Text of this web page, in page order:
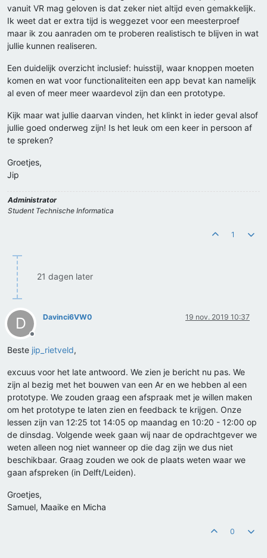
vanuit VR mag geloven is dat zeker niet altijd even gemakkelijk.
Ik weet dat er extra tijd is weggezet voor een meesterproef
maar ik zou aanraden om te proberen realistisch te blijven in wat
jullie kunnen realiseren.
Een duidelijk overzicht inclusief: huisstijl, waar knoppen moeten
komen en wat voor functionaliteiten een app bevat kan namelijk
al even of meer meer waardevol zijn dan een prototype.
Kijk maar wat jullie daarvan vinden, het klinkt in ieder geval alsof
jullie goed onderweg zijn! Is het leuk om een keer in persoon af
te spreken?
Groetjes,
Jip
Administrator
Student Technische Informatica
1
21 dagen later
D
Offline
Davinci6VW0 19 nov. 2019 10:37
Beste jip_rietveld,
excuus voor het late antwoord. We zien je bericht nu pas. We
zijn al bezig met het bouwen van een Ar en we hebben al een
prototype. We zouden graag een afspraak met je willen maken
om het prototype te laten zien en feedback te krijgen. Onze
lessen zijn van 12:25 tot 14:05 op maandag en 10:20 - 12:00 op
de dinsdag. Volgende week gaan wij naar de opdrachtgever we
weten alleen nog niet wanneer op die dag zijn we dus niet
beschikbaar. Graag zouden we ook de plaats weten waar we
gaan afspreken (in Delft/Leiden).
Groetjes,
Samuel, Maaike en Micha
0